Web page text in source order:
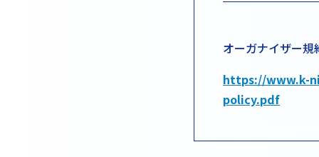
オーガナイザー
https://www.k-
policy.pdf